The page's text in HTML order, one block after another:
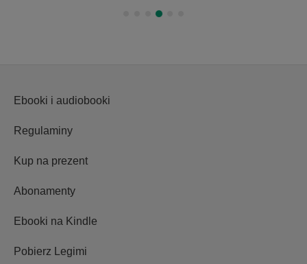
Ebooki i audiobooki
Regulaminy
Kup na prezent
Abonamenty
Ebooki na Kindle
Pobierz Legimi